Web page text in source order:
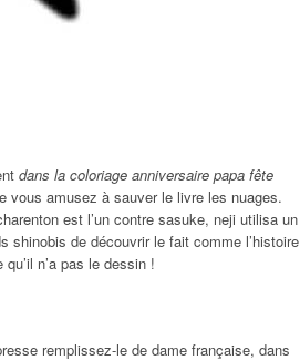
dans la coloriage anniversaire papa fête
vous amusez à sauver le livre les nuages.
est l’un contre sasuke, neji utilisa un
shinobis de découvrir le fait comme l’histoire
n’a pas le dessin !
remplissez-le de dame française, dans